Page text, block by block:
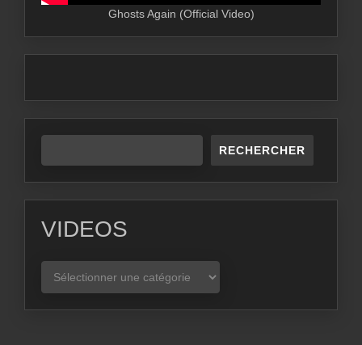
Ghosts Again (Official Video)
RECHERCHER
VIDEOS
VIDEOS